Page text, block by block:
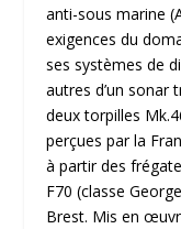
anti-sous marine
exigences du
ses systèmes de
autres d’un sonar
deux torpilles
perçues par la
à partir des
F70 (classe
Brest. Mis en